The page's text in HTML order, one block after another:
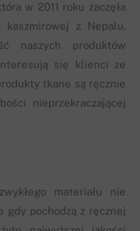
w 2011 roku zaczęła
kaszmirowej z Nepalu.
naszych produktów
się klienci ze
tkane są ręcznie
nieprzekraczającej
materiału nie
gdy pochodzą z ręcznej